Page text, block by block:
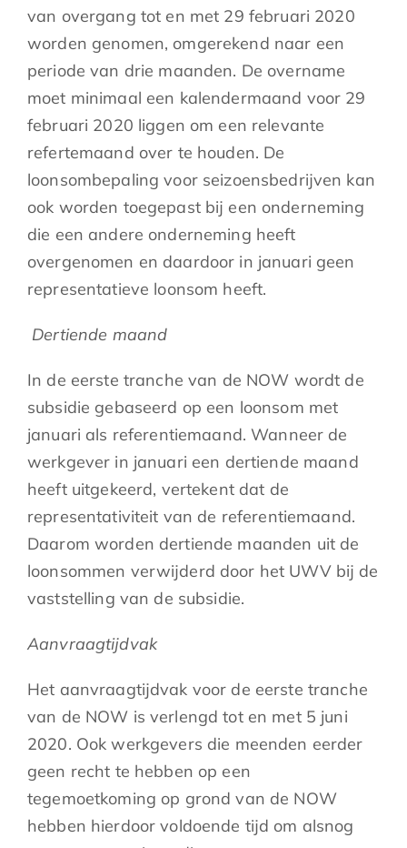
van overgang tot en met 29 februari 2020
worden genomen, omgerekend naar een
periode van drie maanden. De overname
moet minimaal een kalendermaand voor 29
februari 2020 liggen om een relevante
refertemaand over te houden. De
loonsombepaling voor seizoensbedrijven kan
ook worden toegepast bij een onderneming
die een andere onderneming heeft
overgenomen en daardoor in januari geen
representatieve loonsom heeft.
Dertiende maand
In de eerste tranche van de NOW wordt de
subsidie gebaseerd op een loonsom met
januari als referentiemaand. Wanneer de
werkgever in januari een dertiende maand
heeft uitgekeerd, vertekent dat de
representativiteit van de referentiemaand.
Daarom worden dertiende maanden uit de
loonsommen verwijderd door het UWV bij de
vaststelling van de subsidie.
Aanvraagtijdvak
Het aanvraagtijdvak voor de eerste tranche
van de NOW is verlengd tot en met 5 juni
2020. Ook werkgevers die meenden eerder
geen recht te hebben op een
tegemoetkoming op grond van de NOW
hebben hierdoor voldoende tijd om alsnog